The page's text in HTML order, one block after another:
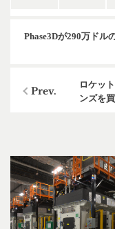
Phase3Dが290万ドル
ロケッ
ンズを